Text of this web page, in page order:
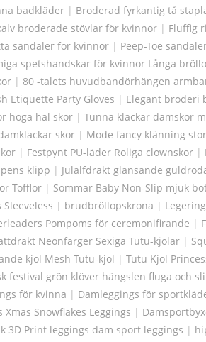
badkläder | Broderad fyrkantig tå
broderade stövlar för kvinnor | Fluffig
sandaler för kvinnor | Peep-Toe
spetshandskar för kvinnor Långa
| 80 -talets huvudbandörhängen
Etiquette Party Gloves | Elegant broderi
höga häl skor | Tunna klackar damskor
skor | Mode fancy klänning
| Festpynt PU-läder Roliga clownskor |
klipp | Julälfdräkt glänsande
Tofflor | Sommar Baby Non-Slip mjuk
| brudbröllopskrona |
Pompoms för ceremonifirande |
Neonfärger Sexiga Tutu-kjolar |
kjol Mesh Tutu-kjol | Tutu Kjol
festival grön klöver hängslen fluga och
för kvinna | Damleggings för
Snowflakes Leggings |
3D Print leggings dam sport leggings |